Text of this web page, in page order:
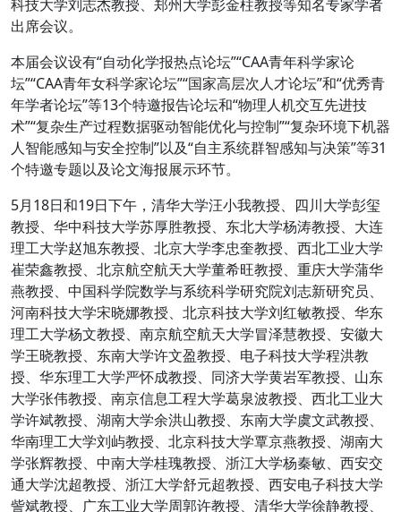
科技大学刘志杰教授、郑州大学彭金柱教授等知名专家学者
出席会议。
本届会议设有“自动化学报热点论坛”“CAA青年科学家论
坛”“CAA青年女科学家论坛”“国家高层次人才论坛”和“优秀青
年学者论坛”等13个特邀报告论坛和“物理人机交互先进技
术”“复杂生产过程数据驱动智能优化与控制”“复杂环境下机器
人智能感知与安全控制”以及“自主系统群智感知与决策”等31
个特邀专题以及论文海报展示环节。
5月18日和19日下午，清华大学汪小我教授、四川大学彭玺
教授、华中科技大学苏厚胜教授、东北大学杨涛教授、大连
理工大学赵旭东教授、北京大学李忠奎教授、西北工业大学
崔荣鑫教授、北京航空航天大学董希旺教授、重庆大学蒲华
燕教授、中国科学院数学与系统科学研究院刘志新研究员、
河南科技大学宋晓娜教授、北京科技大学刘红敏教授、华东
理工大学杨文教授、南京航空航天大学冒泽慧教授、安徽大
学王晓教授、东南大学许文盈教授、电子科技大学程洪教
授、华东理工大学严怀成教授、同济大学黄岩军教授、山东
大学张伟教授、南京信息工程大学葛泉波教授、西北工业大
学许斌教授、湖南大学余洪山教授、东南大学虞文武教授、
华南理工大学刘屿教授、北京科技大学覃京燕教授、湖南大
学张辉教授、中南大学桂瑰教授、浙江大学杨秦敏、西安交
通大学沈超教授、浙江大学舒元超教授、西安电子科技大学
訾斌教授、广东工业大学周郭许教授、清华大学徐静教授、